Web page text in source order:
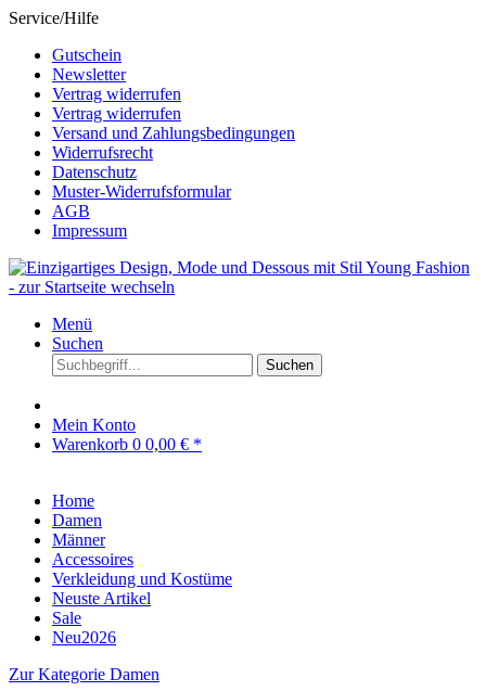
Service/Hilfe
Gutschein
Newsletter
Vertrag widerrufen
Vertrag widerrufen
Versand und Zahlungsbedingungen
Widerrufsrecht
Datenschutz
Muster-Widerrufsformular
AGB
Impressum
Menü
Suchen
Suchen
Mein Konto
Warenkorb 0 0,00 € *
Home
Damen
Männer
Accessoires
Verkleidung und Kostüme
Neuste Artikel
Sale
Neu2026
Zur Kategorie Damen